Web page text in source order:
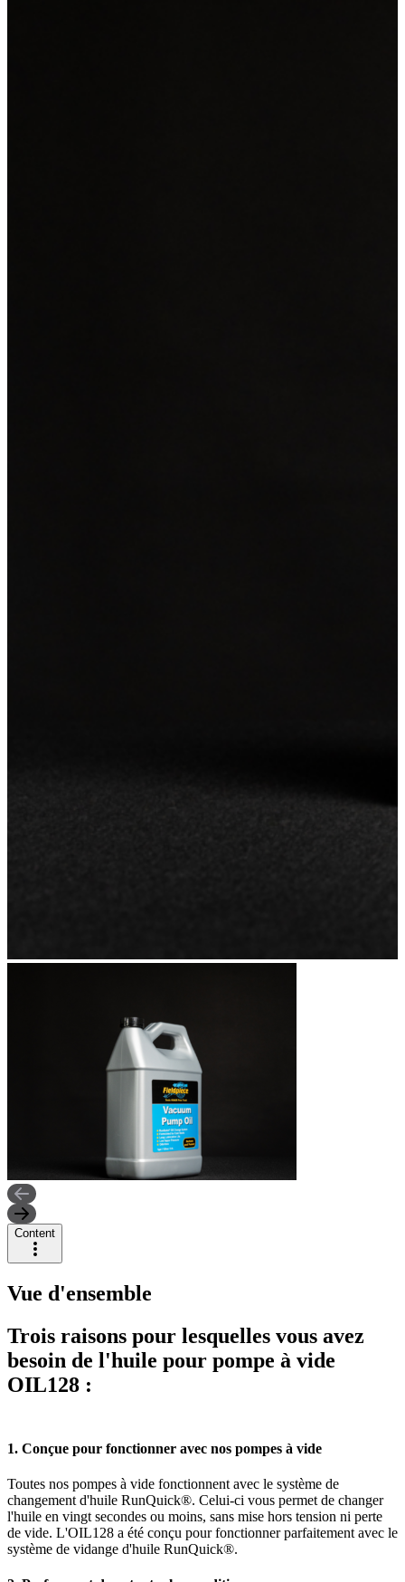
Content
Vue d'ensemble
Trois raisons pour lesquelles vous avez
besoin de l'huile pour pompe à vide
OIL128 :
1. Conçue pour fonctionner avec nos pompes à vide
Toutes nos pompes à vide fonctionnent avec le système de
changement d'huile RunQuick®. Celui-ci vous permet de changer
l'huile en vingt secondes ou moins, sans mise hors tension ni perte
de vide. L'OIL128 a été conçu pour fonctionner parfaitement avec le
système de vidange d'huile RunQuick®.